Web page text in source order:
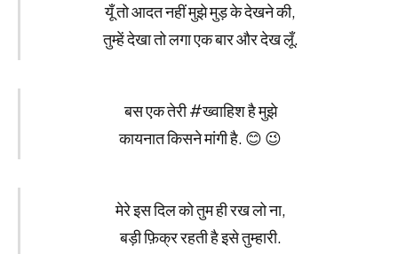
यूँ तो आदत नहीं मुझे मुड़ के देखने की,
तुम्हें देखा तो लगा एक बार और देख लूँ.
बस एक तेरी #ख्वाहिश है मुझे
कायनात किसने मांगी है. 😊 😉
मेरे इस दिल को तुम ही रख लो ना,
बड़ी फ़िक्र रहती है इसे तुम्हारी.